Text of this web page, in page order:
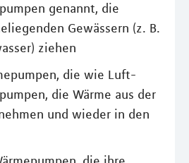
genannt, die
Gewässern (z. B.
ziehen
die wie Luft-
die Wärme aus der
und wieder in den